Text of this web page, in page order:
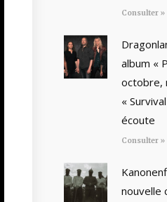
Consulter »
album «
octobre,
«
écoute
Consulter »
nouvelle